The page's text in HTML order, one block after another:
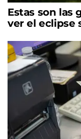
Estas son las
ver el eclipse